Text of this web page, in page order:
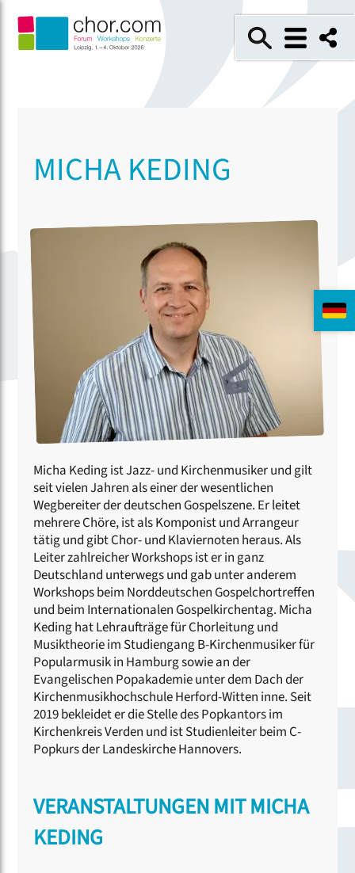
MICHA KEDING
Micha Keding ist Jazz- und Kirchenmusiker und gilt
seit vielen Jahren als einer der wesentlichen
Wegbereiter der deutschen Gospelszene. Er leitet
mehrere Chöre, ist als Komponist und Arrangeur
tätig und gibt Chor- und Klaviernoten heraus. Als
Leiter zahlreicher Workshops ist er in ganz
Deutschland unterwegs und gab unter anderem
Workshops beim Norddeutschen Gospelchortreffen
und beim Internationalen Gospelkirchentag. Micha
Keding hat Lehraufträge für Chorleitung und
Musiktheorie im Studiengang B-Kirchenmusiker für
Popularmusik in Hamburg sowie an der
Evangelischen Popakademie unter dem Dach der
Kirchenmusikhochschule Herford-Witten inne. Seit
2019 bekleidet er die Stelle des Popkantors im
Kirchenkreis Verden und ist Studienleiter beim C-
Popkurs der Landeskirche Hannovers.
VERANSTALTUNGEN MIT MICHA
KEDING